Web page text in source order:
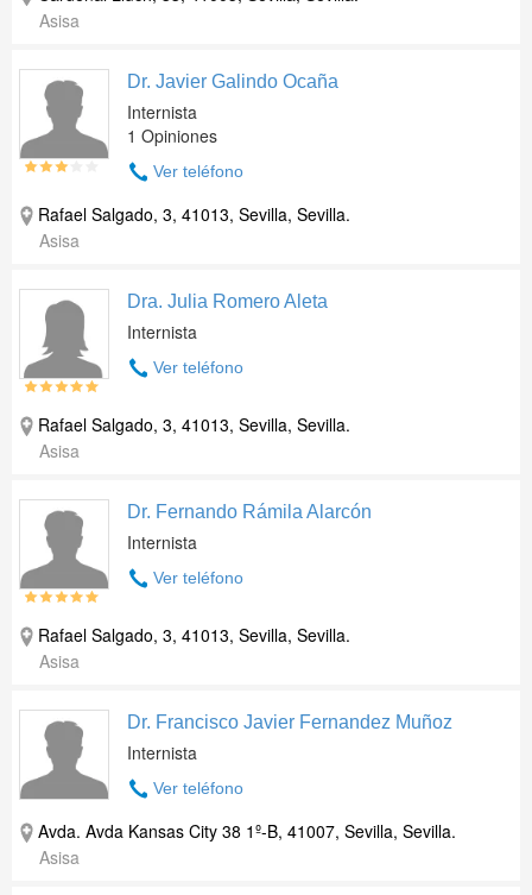
Asisa
Dr. Javier Galindo Ocaña
Internista
1 Opiniones
Ver teléfono
Rafael Salgado, 3, 41013, Sevilla, Sevilla.
Asisa
Dra. Julia Romero Aleta
Internista
Ver teléfono
Rafael Salgado, 3, 41013, Sevilla, Sevilla.
Asisa
Dr. Fernando Rámila Alarcón
Internista
Ver teléfono
Rafael Salgado, 3, 41013, Sevilla, Sevilla.
Asisa
Dr. Francisco Javier Fernandez Muñoz
Internista
Ver teléfono
Avda. Avda Kansas City 38 1º-B, 41007, Sevilla, Sevilla.
Asisa